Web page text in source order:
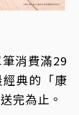
消費滿29
典的「康
完為止。